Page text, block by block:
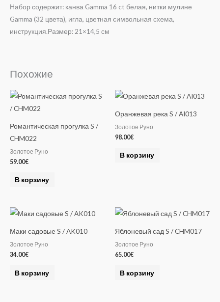
Набор содержит: канва Gamma 16 ct белая, нитки мулине
Gamma (32 цвета), игла, цветная символьная схема,
инструкция.Размер: 21×14,5 см
Похожие
Романтическая прогулка S /
CHM022
Золотое Руно
59.00€
В корзину
Оранжевая река S / AI013
Золотое Руно
98.00€
В корзину
Маки садовые S / AK010
Золотое Руно
34.00€
В корзину
Яблоневый сад S / CHM017
Золотое Руно
65.00€
В корзину